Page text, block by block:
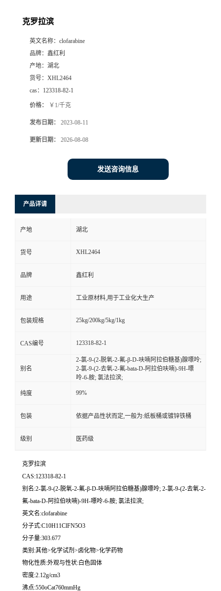
克罗拉滨
英文名称： clofarabine
品牌： 鑫红利
产地： 湖北
货号： XHL2464
cas： 123318-82-1
价格： ￥1/千克
发布日期： 2023-08-11
更新日期： 2026-08-08
发送咨询信息
产品详请
产地 湖北
货号 XHL2464
品牌 鑫红利
用途 工业原材料,用于工业化大生产
包装规格 25kg/200kg/5kg/1kg
CAS编号 123318-82-1
别名
2-氯-9-(2-脱氧-2-氟-β-D-呋喃阿拉伯糖基)腺嘌呤;
2-氯-9-(2-去氧-2-氟-bata-D-阿拉伯呋喃)-9H-嘌
呤-6-胺; 氯法拉滨;
纯度 99%
包装 依据产品性状而定,一般为:纸板桶或镀锌铁桶
级别 医药级
克罗拉滨
CAS:123318-82-1
别名:2-氯-9-(2-脱氧-2-氟-β-D-呋喃阿拉伯糖基)腺嘌呤; 2-氯-9-(2-去氧-2-
氟-bata-D-阿拉伯呋喃)-9H-嘌呤-6-胺; 氯法拉滨;
英文名:clofarabine
分子式:C10H11ClFN5O3
分子量:303.677
类别:其他>化学试剂>卤化物>化学药物
物化性质:外观与性状:白色固体
密度:2.12g/cm3
沸点:550oCat760mmHg